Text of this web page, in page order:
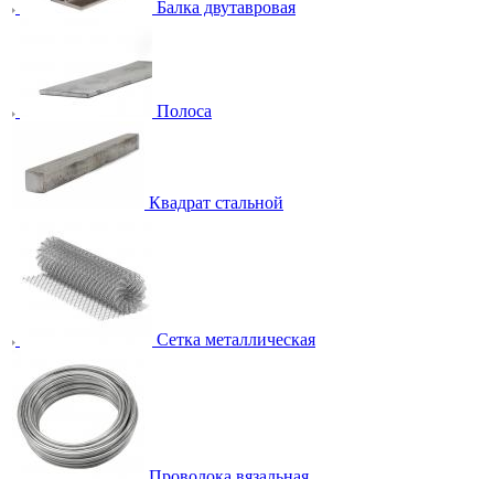
Балка двутавровая
Полоса
Квадрат стальной
Сетка металлическая